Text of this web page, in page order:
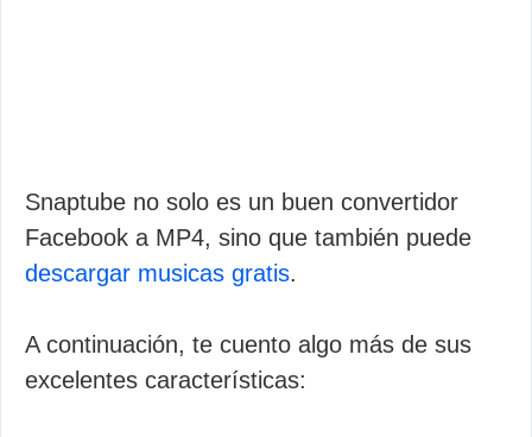
Snaptube no solo es un buen convertidor
Facebook a MP4, sino que también puede
descargar musicas gratis.
A continuación, te cuento algo más de sus
excelentes características: